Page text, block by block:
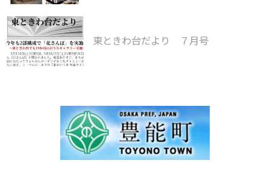
東ときわ台だより ７月号